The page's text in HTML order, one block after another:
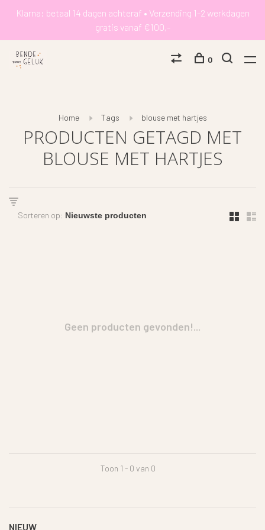
Klarna: betaal 14 dagen achteraf • Verzending 1-2 werkdagen
gratis vanaf €100,-
0
Home Tags blouse met hartjes
PRODUCTEN GETAGD MET
BLOUSE MET HARTJES
Sorteren op:
Geen producten gevonden!...
Toon 1 - 0 van 0
NIEUW